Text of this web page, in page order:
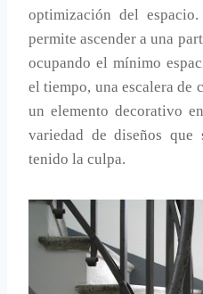
optimización del
permite ascender a una
ocupando el mínimo
el tiempo, una escalera de
un elemento decorativo
variedad de diseños que
tenido la culpa.